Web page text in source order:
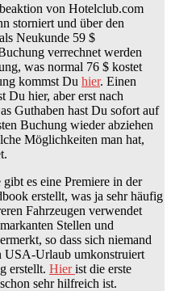
von Hotelclub.com
storniert und über den
Neukunde 59 $
verrechnet werden
was normal 76 $ kostet
kommst Du hier. Einen
Du hier, aber erst nach
Guthaben hast Du sofort auf
Buchung wieder abziehen
Möglichkeiten man hat,
es eine Premiere in der
erstellt, was ja sehr häufig
Fahrzeugen verwendet
Stellen und
so dass sich niemand
USA-Urlaub umkonstruiert
erstellt. Hierist die erste
sehr hilfreich ist.